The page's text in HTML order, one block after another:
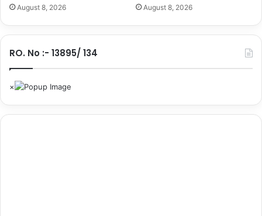
…
.
August 8, 2026 August 8, 2026
RO. No :- 13895/ 134